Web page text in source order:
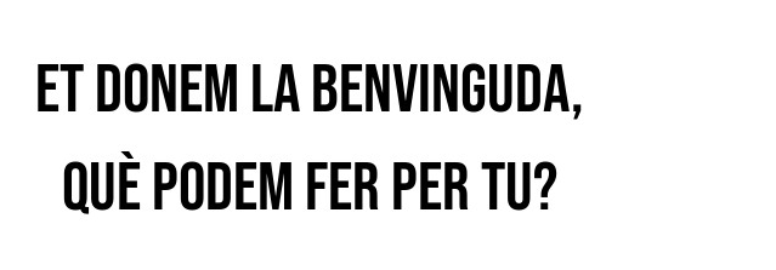
Et donem la benvinguda,
què podem fer per tu?